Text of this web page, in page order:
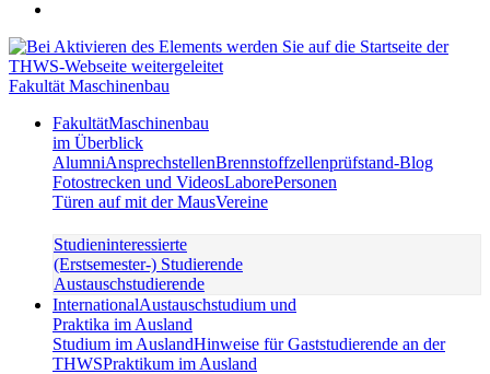
Fakultät Maschinenbau
FakultätMaschinenbau
im Überblick
AlumniAnsprechstellenBrennstoffzellenprüfstand-Blog
Fotostrecken und VideosLaborePersonen
Türen auf mit der MausVereine
Studieninteressierte
(Erstsemester-) Studierende
Austauschstudierende
InternationalAustauschstudium und
Praktika im Ausland
Studium im AuslandHinweise für Gaststudierende an der
THWSPraktikum im Ausland